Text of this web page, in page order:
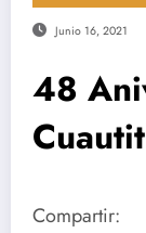
Junio 16, 2021
48
Compartir: